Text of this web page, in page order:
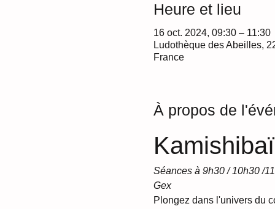
Heure et lieu
16 oct. 2024, 09:30 – 11:30
Ludothèque des Abeilles,
France
À propos de
Séances à 9h30 / 10h30 /
Gex
Plongez dans l'univers du